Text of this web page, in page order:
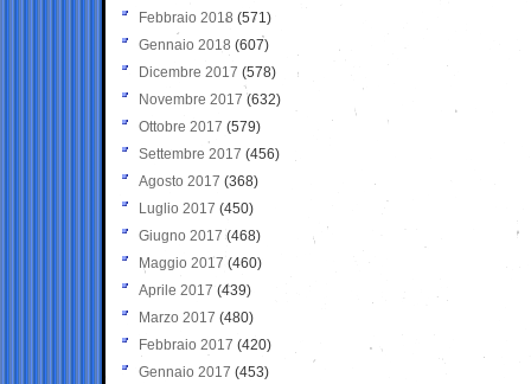
Febbraio 2018 (571)
Gennaio 2018 (607)
Dicembre 2017 (578)
Novembre 2017 (632)
Ottobre 2017 (579)
Settembre 2017 (456)
Agosto 2017 (368)
Luglio 2017 (450)
Giugno 2017 (468)
Maggio 2017 (460)
Aprile 2017 (439)
Marzo 2017 (480)
Febbraio 2017 (420)
Gennaio 2017 (453)